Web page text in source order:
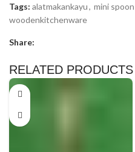
Tags: alatmakankayu, mini spoon
woodenkitchenware
Share:
RELATED PRODUCTS